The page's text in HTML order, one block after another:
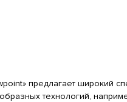
предлагает широкий
технологий,